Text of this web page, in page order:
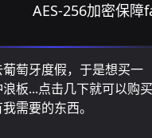
AES-256加密保
萄牙度假，于是想买一
板...点击几下就可以购买
需要的东西。